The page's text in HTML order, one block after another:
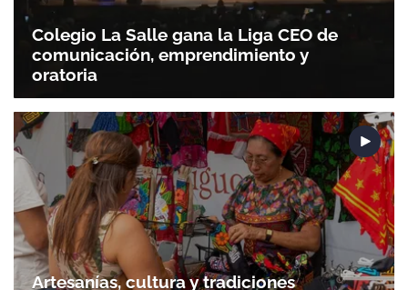
Colegio La Salle gana la Liga CEO de
comunicación, emprendimiento y
oratoria
Artesanías, cultura y tradiciones